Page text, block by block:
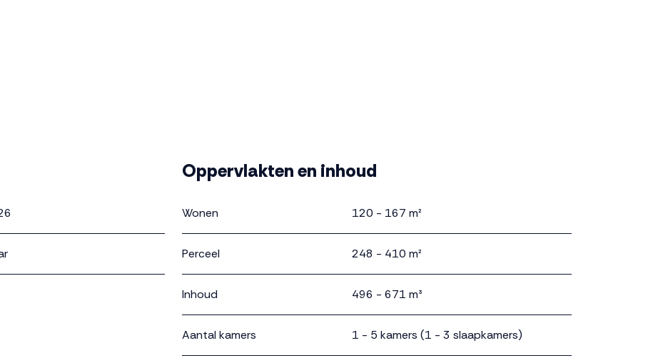
Oppervlakten en inhoud
Wonen 120 - 167 m²
Perceel 248 - 410 m²
Inhoud 496 - 671 m³
Aantal kamers 1 - 5 kamers (1 - 3 slaapkamers)